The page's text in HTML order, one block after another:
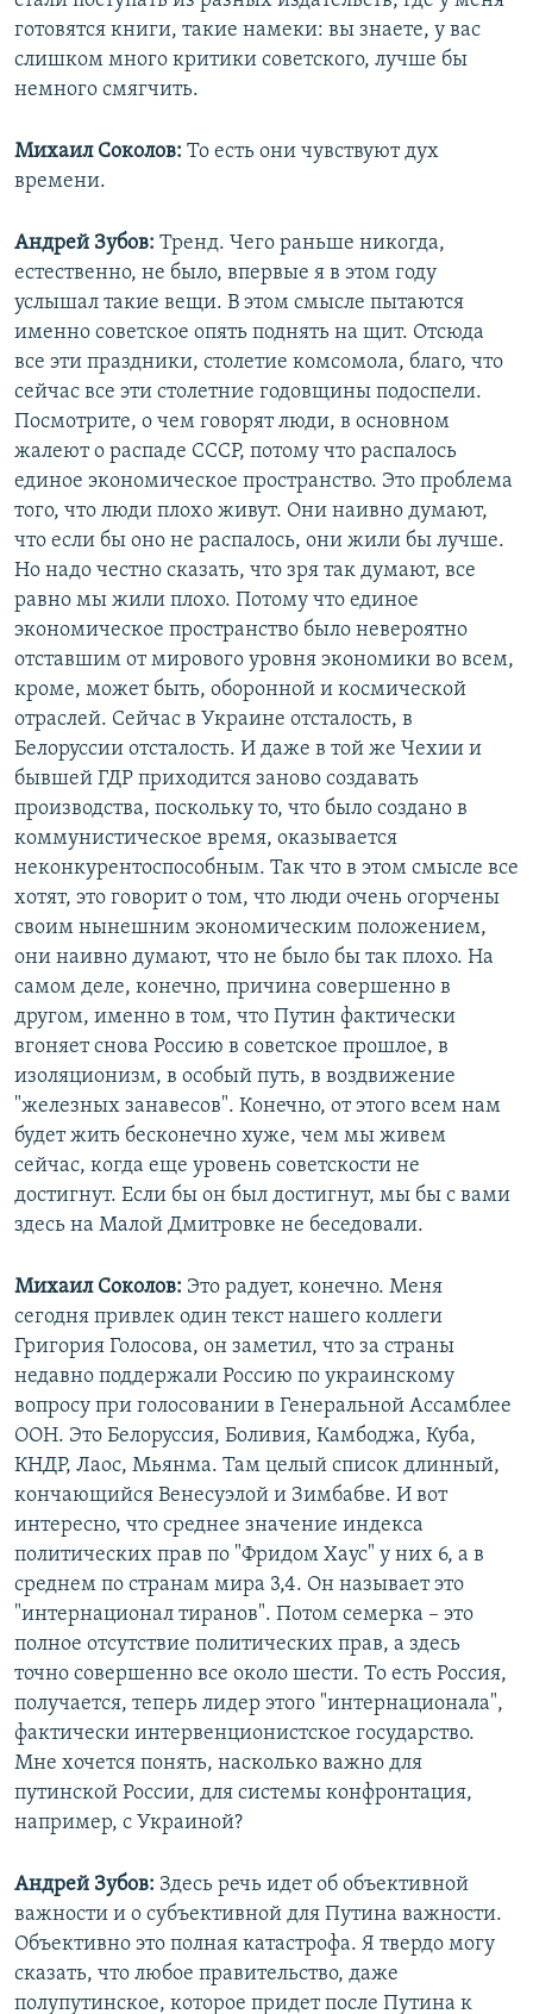
готовятся книги, такие намеки: вы знаете, у вас
слишком много критики советского, лучше бы
немного смягчить.
Михаил Соколов: То есть они чувствуют дух
времени.
Андрей Зубов: Тренд. Чего раньше никогда,
естественно, не было, впервые я в этом году
услышал такие вещи. В этом смысле пытаются
именно советское опять поднять на щит. Отсюда
все эти праздники, столетие комсомола, благо, что
сейчас все эти столетние годовщины подоспели.
Посмотрите, о чем говорят люди, в основном
жалеют о распаде СССР, потому что распалось
единое экономическое пространство. Это проблема
того, что люди плохо живут. Они наивно думают,
что если бы оно не распалось, они жили бы лучше.
Но надо честно сказать, что зря так думают, все
равно мы жили плохо. Потому что единое
экономическое пространство было невероятно
отставшим от мирового уровня экономики во всем,
кроме, может быть, оборонной и космической
отраслей. Сейчас в Украине отсталость, в
Белоруссии отсталость. И даже в той же Чехии и
бывшей ГДР приходится заново создавать
производства, поскольку то, что было создано в
коммунистическое время, оказывается
неконкурентоспособным. Так что в этом смысле все
хотят, это говорит о том, что люди очень огорчены
своим нынешним экономическим положением,
они наивно думают, что не было бы так плохо. На
самом деле, конечно, причина совершенно в
другом, именно в том, что Путин фактически
вгоняет снова Россию в советское прошлое, в
изоляционизм, в особый путь, в воздвижение
"железных занавесов". Конечно, от этого всем нам
будет жить бесконечно хуже, чем мы живем
сейчас, когда еще уровень советскости не
достигнут. Если бы он был достигнут, мы бы с вами
здесь на Малой Дмитровке не беседовали.
Михаил Соколов: Это радует, конечно. Меня
сегодня привлек один текст нашего коллеги
Григория Голосова, он заметил, что за страны
недавно поддержали Россию по украинскому
вопросу при голосовании в Генеральной Ассамблее
ООН. Это Белоруссия, Боливия, Камбоджа, Куба,
КНДР, Лаос, Мьянма. Там целый список длинный,
кончающийся Венесуэлой и Зимбабве. И вот
интересно, что среднее значение индекса
политических прав по "Фридом Хаус" у них 6, а в
среднем по странам мира 3,4. Он называет это
"интернационал тиранов". Потом семерка – это
полное отсутствие политических прав, а здесь
точно совершенно все около шести. То есть Россия,
получается, теперь лидер этого "интернационала",
фактически интервенционистское государство.
Мне хочется понять, насколько важно для
путинской России, для системы конфронтация,
например, с Украиной?
Андрей Зубов: Здесь речь идет об объективной
важности и о субъективной для Путина важности.
Объективно это полная катастрофа. Я твердо могу
сказать, что любое правительство, даже
полупутинское, которое придет после Путина к